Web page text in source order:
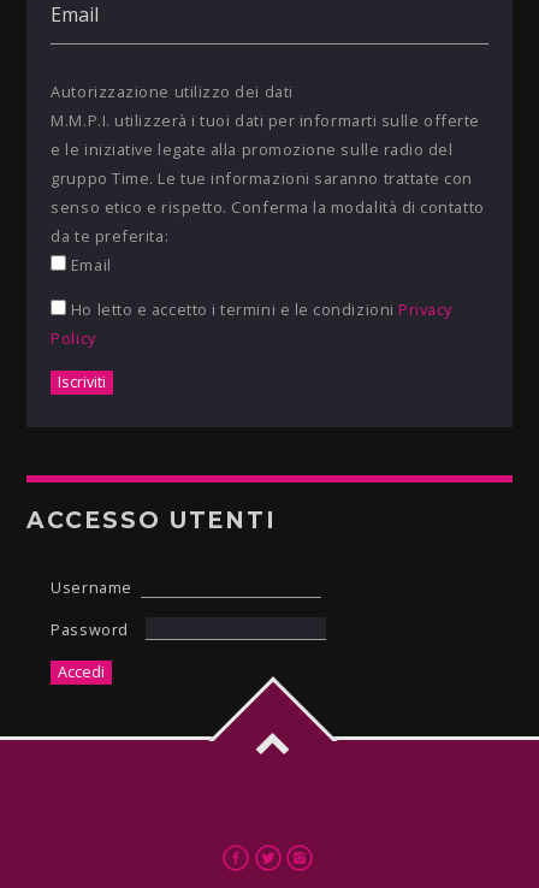
Autorizzazione utilizzo dei dati
M.M.P.I. utilizzerà i tuoi dati per informarti sulle offerte
e le iniziative legate alla promozione sulle radio del
gruppo Time. Le tue informazioni saranno trattate con
senso etico e rispetto. Conferma la modalità di contatto
da te preferita:
Email
Ho letto e accetto i termini e le condizioni Privacy
Policy
ACCESSO UTENTI
Username
Password